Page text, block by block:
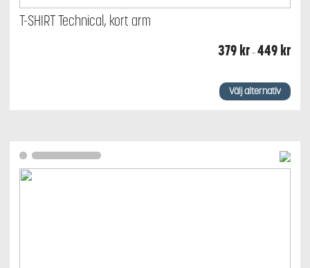
T-SHIRT Technical, kort arm
379kr–449kr
Välj alternativ
De
olika
alternativen
kan